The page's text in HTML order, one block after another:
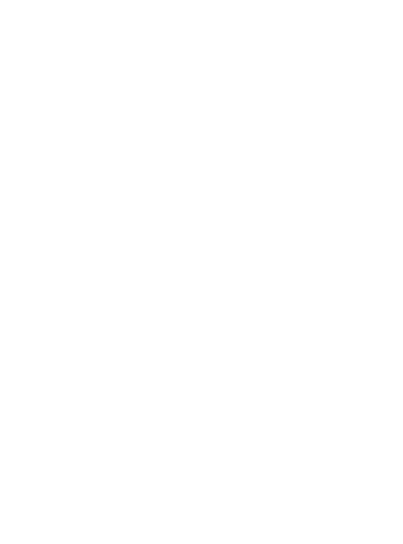
(visažisčių/tų) kursai Klaipėdoje, Kretingoje
programa 12 val.